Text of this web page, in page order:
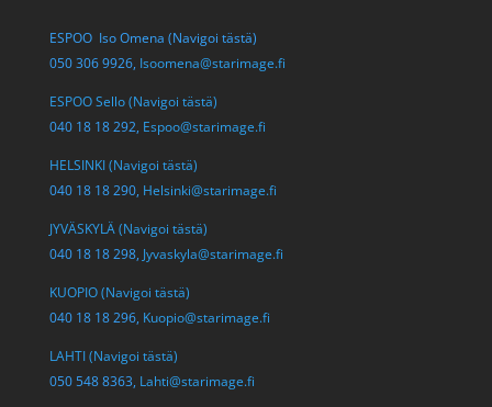
ESPOO Iso Omena (Navigoi tästä)
050 306 9926, Isoomena@starimage.fi
ESPOO Sello (Navigoi tästä)
040 18 18 292, Espoo@starimage.fi
HELSINKI (Navigoi tästä)
040 18 18 290, Helsinki@starimage.fi
JYVÄSKYLÄ (Navigoi tästä)
040 18 18 298, Jyvaskyla@starimage.fi
KUOPIO (Navigoi tästä)
040 18 18 296, Kuopio@starimage.fi
LAHTI (Navigoi tästä)
050 548 8363, Lahti@starimage.fi